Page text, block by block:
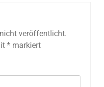
veröffentlicht.
*markiert